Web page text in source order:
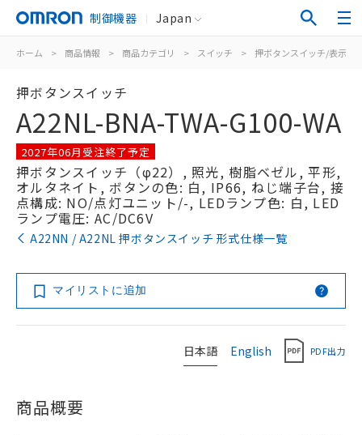
制御機器 Japan
ホーム > 商品情報 > 商品カテゴリ > スイッチ > 押ボタンスイッチ/表示灯
押ボタンスイッチ
A22NL-BNA-TWA-G100-WA
2027年06月受注終了予定
押ボタンスイッチ（φ22）, 照光, 樹脂ベゼル, 平形,
オルタネイト, ボタンの色: 白, IP66, ねじ端子台, 接
点構成: NO/点灯ユニット/-, LEDランプ色: 白, LED
ランプ電圧: AC/DC6V
A22NN / A22NL 押ボタンスイッチ 形式仕様一覧
マイリストに追加
日本語 English PDF出力
商品概要